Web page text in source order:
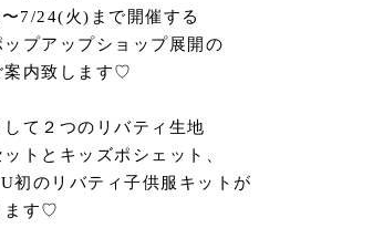
7/24(火)まで開催する
ップアップショップ展開の
案内致します♡
て２つのリバティ生地
トとキッズポシェット、
初のリバティ子供服キットが
ます♡